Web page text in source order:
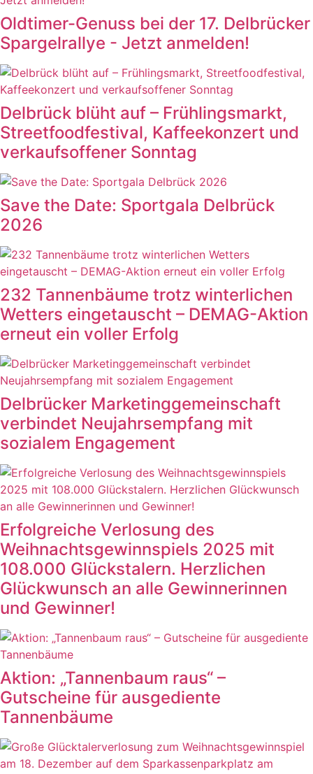
Oldtimer-Genuss bei der 17. Delbrücker
Spargelrallye - Jetzt anmelden!
Delbrück blüht auf – Frühlingsmarkt,
Streetfoodfestival, Kaffeekonzert und
verkaufsoffener Sonntag
Save the Date: Sportgala Delbrück
2026
232 Tannenbäume trotz winterlichen
Wetters eingetauscht – DEMAG-Aktion
erneut ein voller Erfolg
Delbrücker Marketinggemeinschaft
verbindet Neujahrsempfang mit
sozialem Engagement
Erfolgreiche Verlosung des
Weihnachtsgewinnspiels 2025 mit
108.000 Glückstalern. Herzlichen
Glückwunsch an alle Gewinnerinnen
und Gewinner!
Aktion: „Tannenbaum raus“ –
Gutscheine für ausgediente
Tannenbäume